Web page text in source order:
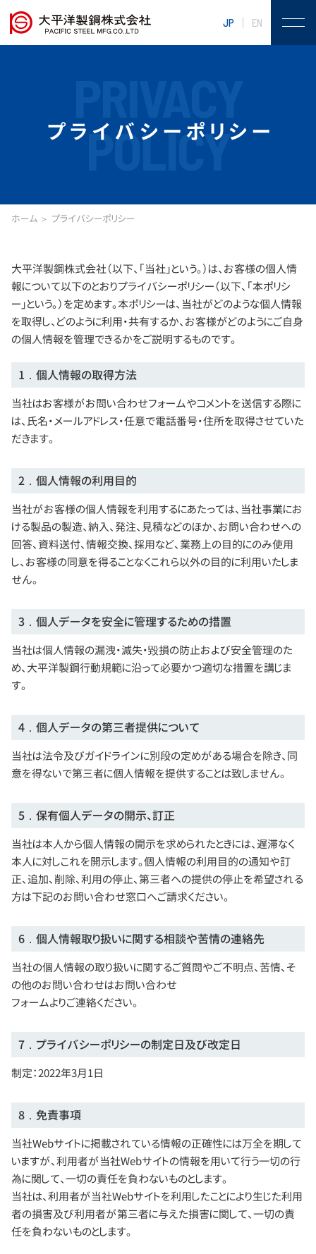
JP EN
POLICY
プライバシーポリシー
ホーム プライバシーポリシー
大平洋製鋼株式会社（以下、「当社」という。）は、お客様の個人情
報について以下のとおりプライバシーポリシー（以下、「本ポリシ
ー」という。）を定めます。本ポリシーは、当社がどのような個人情報
を取得し、どのように利用・共有するか、お客様がどのようにご自身
の個人情報を管理できるかをご説明するものです。
1．個人情報の取得方法
当社はお客様がお問い合わせフォームやコメントを送信する際に
は、氏名・メールアドレス・任意で電話番号・住所を取得させていた
だきます。
2．個人情報の利用目的
当社がお客様の個人情報を利用するにあたっては、当社事業にお
ける製品の製造、納入、発注、見積などのほか、お問い合わせへの
回答、資料送付、情報交換、採用など、業務上の目的にのみ使用
し、お客様の同意を得ることなくこれら以外の目的に利用いたしま
せん。
3．個人データを安全に管理するための措置
当社は個人情報の漏洩・滅失・毀損の防止および安全管理のた
め、大平洋製鋼行動規範に沿って必要かつ適切な措置を講じま
す。
4．個人データの第三者提供について
当社は法令及びガイドラインに別段の定めがある場合を除き、同
意を得ないで第三者に個人情報を提供することは致しません。
5．保有個人データの開示、訂正
当社は本人から個人情報の開示を求められたときには、遅滞なく
本人に対しこれを開示します。個人情報の利用目的の通知や訂
正、追加、削除、利用の停止、第三者への提供の停止を希望される
方は下記のお問い合わせ窓口へご請求ください。
6．個人情報取り扱いに関する相談や苦情の連絡先
当社の個人情報の取り扱いに関するご質問やご不明点、苦情、そ
の他のお問い合わせはお問い合わせ
フォームよりご連絡ください。
7．プライバシーポリシーの制定日及び改定日
制定：2022年3月1日
8．免責事項
当社Webサイトに掲載されている情報の正確性には万全を期して
いますが、利用者が当社Webサイトの情報を用いて行う一切の行
為に関して、一切の責任を負わないものとします。
当社は、利用者が当社Webサイトを利用したことにより生じた利用
者の損害及び利用者が第三者に与えた損害に関して、一切の責
任を負わないものとします。